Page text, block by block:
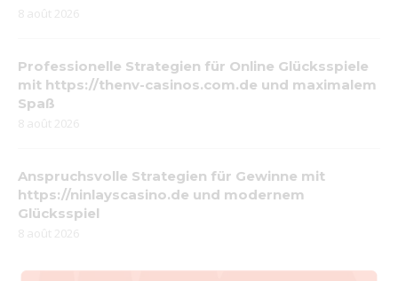
8 août 2026
Professionelle Strategien für Online Glücksspiele
mit https://thenv-casinos.com.de und maximalem
Spaß
8 août 2026
Anspruchsvolle Strategien für Gewinne mit
https://ninlayscasino.de und modernem
Glücksspiel
8 août 2026